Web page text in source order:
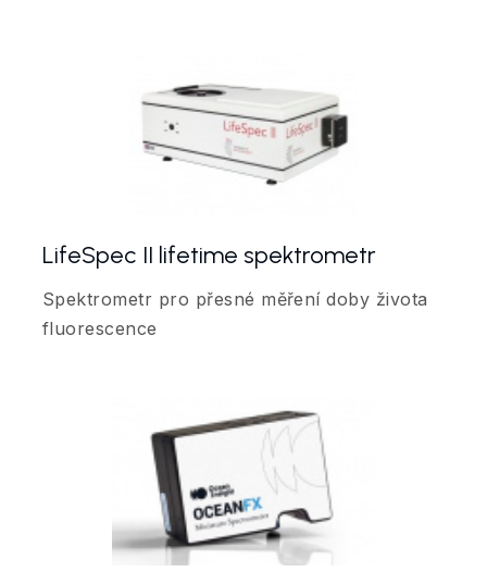
LifeSpec II lifetime spektrometr
Spektrometr pro přesné měření doby života
fluorescence